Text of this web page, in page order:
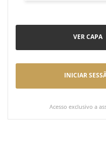
VER CAPA
INICIAR
Acesso exclusivo a